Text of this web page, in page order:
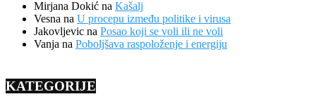
Mirjana Dokić na Kašalj
Vesna na U procepu između politike i virusa
Jakovljevic na Posao koji se voli ili ne voli
Vanja na Poboljšava raspoloženje i energiju
KATEGORIJE